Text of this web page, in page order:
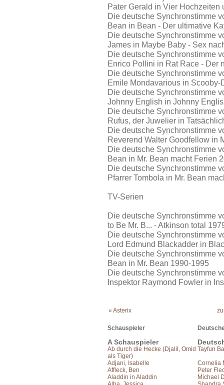
Pater Gerald in Vier Hochzeiten
Die deutsche Synchronstimme
Bean in Bean - Der ultimative
Die deutsche Synchronstimme
James in Maybe Baby - Sex
Die deutsche Synchronstimme
Enrico Pollini in Rat Race - Der
Die deutsche Synchronstimme
Emile Mondavarious in Scooby-
Die deutsche Synchronstimme
Johnny English in Johnny
Die deutsche Synchronstimme
Rufus, der Juwelier in
Die deutsche Synchronstimme
Reverend Walter Goodfellow in
Die deutsche Synchronstimme
Bean in Mr. Bean macht Ferien
Die deutsche Synchronstimme
Pfarrer Tombola in Mr. Bean
TV-Serien
Die deutsche Synchronstimme
to Be Mr. B... - Atkinson total
Die deutsche Synchronstimme
Lord Edmund Blackadder in
Die deutsche Synchronstimme
Bean in Mr. Bean 1990-1995
Die deutsche Synchronstimme
Inspektor Raymond Fowler in
« Asterix
Schauspieler
A Schauspieler
Ab durch die Hecke (Djalil, Omid
als Tiger)
Tayfun
Adjani, Isabelle
Cornelia
Affleck, Ben
Peter
Aladdin in Aladdin
Michael